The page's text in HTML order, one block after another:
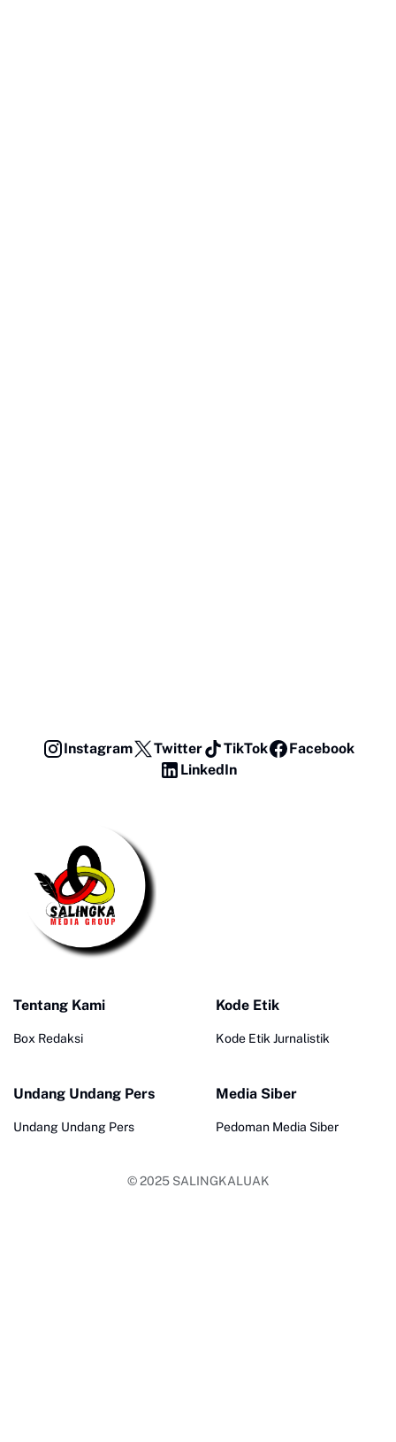
Instagram Twitter TikTok
Facebook
LinkedIn
Tentang Kami
Box Redaksi
Kode Etik
Kode Etik Jurnalistik
Undang Undang Pers
Undang Undang Pers
Media Siber
Pedoman Media Siber
© 2025 SALINGKALUAK